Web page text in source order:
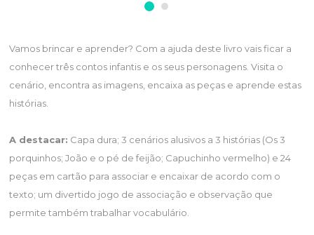
Vamos brincar e aprender? Com a ajuda deste livro vais ficar a
conhecer três contos infantis e os seus personagens. Visita o
cenário, encontra as imagens, encaixa as peças e aprende estas
histórias.
A destacar: Capa dura; 3 cenários alusivos a 3 histórias (Os 3
porquinhos; João e o pé de feijão; Capuchinho vermelho) e 24
peças em cartão para associar e encaixar de acordo com o
texto; um divertido jogo de associação e observação que
permite também trabalhar vocabulário.